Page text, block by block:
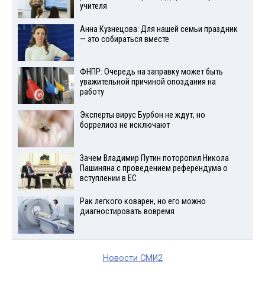
учителя
Анна Кузнецова: Для нашей семьи праздник
— это собираться вместе
ФНПР: Очередь на заправку может быть
уважительной причиной опоздания на
работу
Эксперты вирус Бурбон не ждут, но
боррелиоз не исключают
Зачем Владимир Путин поторопил Никола
Пашиняна с проведением референдума о
вступлении в ЕС
Рак легкого коварен, но его можно
диагностировать вовремя
Новости СМИ2